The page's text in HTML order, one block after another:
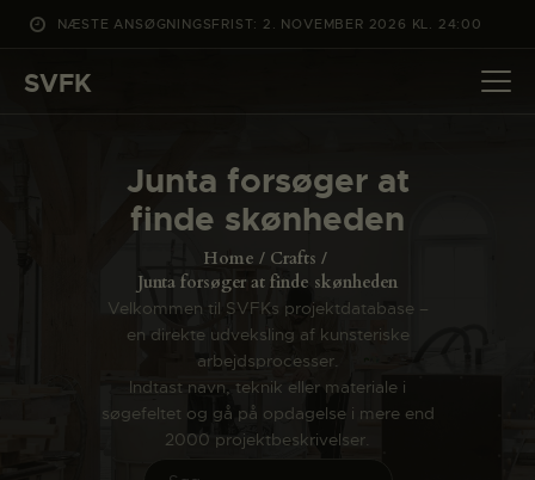
NÆSTE ANSØGNINGSFRIST: 2. NOVEMBER 2026 KL. 24:00
SVFK
Junta forsøger at
finde skønheden
Home
Crafts
Junta forsøger at finde skønheden
Velkommen til SVFKs projektdatabase –
en direkte udveksling af kunsteriske
arbejdsprocesser.
Indtast navn, teknik eller materiale i
søgefeltet og gå på opdagelse i mere end
2000 projektbeskrivelser.
DET SKER
PROJEKTER
ANSØG
OM SVFK
ENGLISH